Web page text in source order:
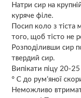
Натри сир на
куряче філе.
Посип коло з
того, щоб тісто не
Розподіливши сир
твердий сир.
Випікати піцу 20-
° С до рум’яної
Неможливо